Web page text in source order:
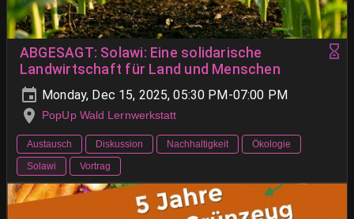
ABGESAGT: Solawi: Eine solidarische
Landwirtschaft für Land und Menschen
Monday, Dec 15, 2025, 05:30 PM-07:00 PM
PopUp Wald Lernwerkstatt
Austausch Diskussion Nachhaltigkeit
Ökologie
Solawi
Vortrag